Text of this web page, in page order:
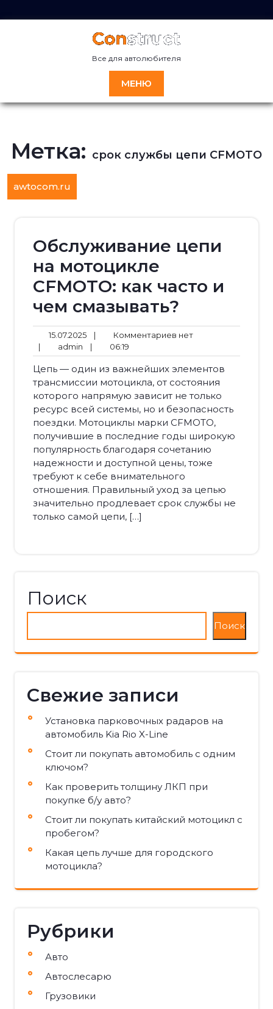
к
Все для автолюбителя
МЕНЮ
Метка: срок службы цепи CFMOTO
awtocom.ru
Обслуживание цепи
на мотоцикле
CFMOTO: как часто и
чем смазывать?
15.07.202515.07.2025
| Комментариев нетКомментариев
| admin admin
| 06:19
Цепь — один из важнейших элементов
трансмиссии мотоцикла, от состояния
которого напрямую зависит не только
ресурс всей системы, но и безопасность
поездки. Мотоциклы марки CFMOTO,
получившие в последние годы широкую
популярность благодаря сочетанию
надежности и доступной цены, тоже
требуют к себе внимательного
отношения. Правильный уход за цепью
значительно продлевает срок службы не
только самой цепи, […]
Поиск
Поиск
Свежие записи
Установка парковочных радаров на
автомобиль Kia Rio X-Line
Стоит ли покупать автомобиль с одним
ключом?
Как проверить толщину ЛКП при
покупке б/у авто?
Стоит ли покупать китайский мотоцикл с
пробегом?
Какая цепь лучше для городского
мотоцикла?
Рубрики
Авто
Автослесарю
Грузовики